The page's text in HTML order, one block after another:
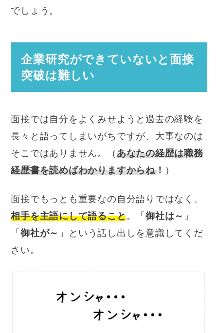
でしょう。
企業研究ができていないと面接
突破は難しい
面接では自分をよくみせようと過去の経験を
長々と語ってしまいがちですが、大事なのは
そこではありません。（あなたの経歴は職務
経歴書を読めばわかりますからね！ ）
面接でもっとも重要なの自分語りではなく、
相手を主語にして語ること。「御社は～ 」
「御社が～ 」という話し出しを意識してくだ
さい。